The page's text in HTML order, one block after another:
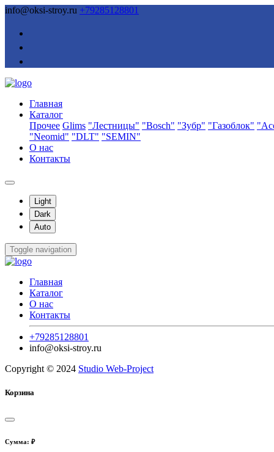
info@oksi-stroy.ru +79285128801
Главная
Каталог
Прочее Glims "Лестницы" "Bosch" "Зубр" "Газоблок"
"Neomid" "DLT" "SEMIN"
О нас
Контакты
Light
Dark
Auto
Toggle navigation
Главная
Каталог
О нас
Контакты
+79285128801
info@oksi-stroy.ru
Copyright © 2024 Studio Web-Project
Корзина
Сумма: ₽